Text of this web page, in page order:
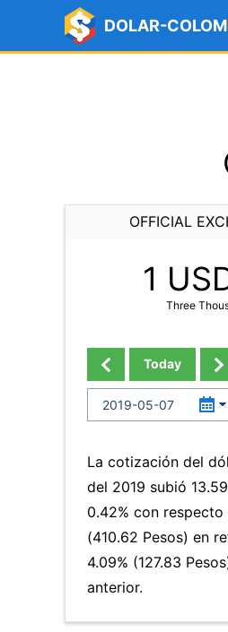
DOLAR-
OFFICIAL
1
Three
Today
La cotización del
del 2019 subió
0.42% con respecto
(410.62 Pesos) en
4.09% (127.83
anterior.